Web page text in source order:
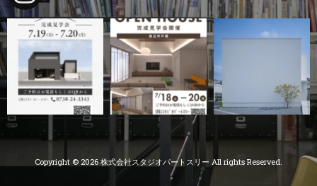
Copyright © 2026 株式会社スタジオパートスリー All rights Reserved.